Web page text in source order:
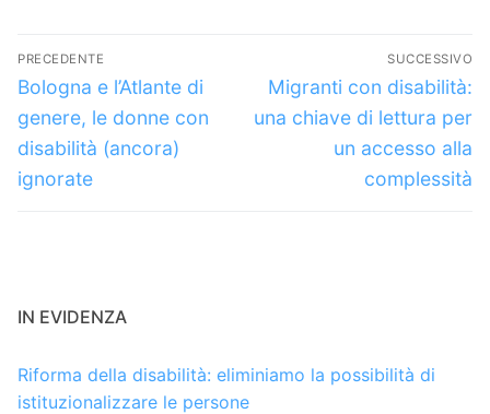
Navigazione
articoli
PRECEDENTE
Articolo
precedente:
Bologna e l’Atlante di
genere, le donne con
disabilità (ancora)
ignorate
SUCCESSIVO
Articolo
successivo:
Migranti con disabilità:
una chiave di lettura per
un accesso alla
complessità
IN EVIDENZA
Riforma della disabilità: eliminiamo la possibilità di
istituzionalizzare le persone